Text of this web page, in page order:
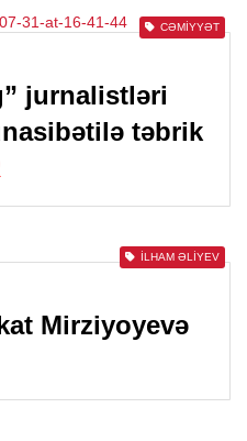
CƏMIYYƏT
jurnalistləri
təbrik
İLHAM ƏLIYEV
Mirziyoyevə